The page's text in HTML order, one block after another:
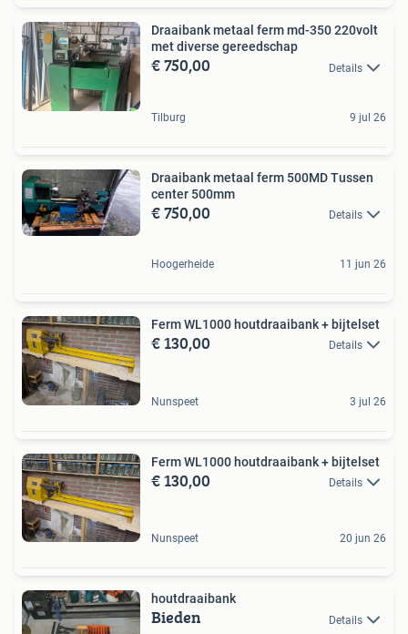
Draaibank metaal ferm md-350 220volt
met diverse gereedschap
€ 750,00 Details
Tilburg 9 jul 26
Draaibank metaal ferm 500MD Tussen
center 500mm
€ 750,00 Details
Hoogerheide 11 jun 26
Ferm WL1000 houtdraaibank + bijtelset
€ 130,00 Details
Nunspeet 3 jul 26
Ferm WL1000 houtdraaibank + bijtelset
€ 130,00 Details
Nunspeet 20 jun 26
houtdraaibank
Bieden Details